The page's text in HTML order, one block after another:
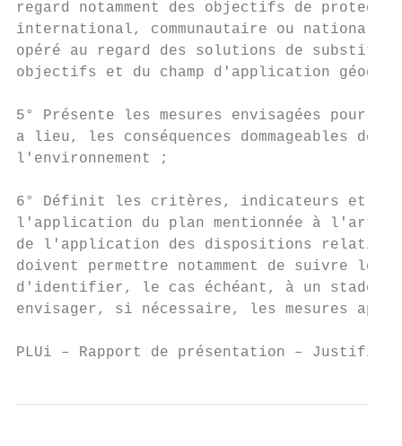
regard notamment des objectifs de
international, communautaire ou
opéré au regard des solutions de
objectifs et du champ d'application
5° Présente les mesures envisagées
a lieu, les conséquences dommageables de
l'environnement ;
6° Définit les critères, indicateurs et
l'application du plan mentionnée à
de l'application des dispositions
doivent permettre notamment de suivre
d'identifier, le cas échéant, à un stade
envisager, si nécessaire, les mesures
PLUi – Rapport de présentation –